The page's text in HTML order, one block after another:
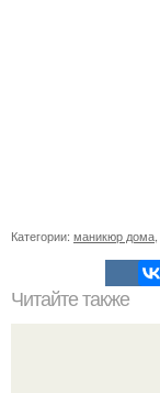
Категории: маникюр дома
Читайте также